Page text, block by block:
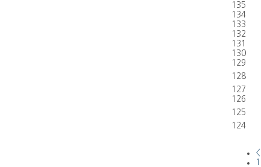
135
134
133
132
131
130
129
128
127
126
125
124
<
1